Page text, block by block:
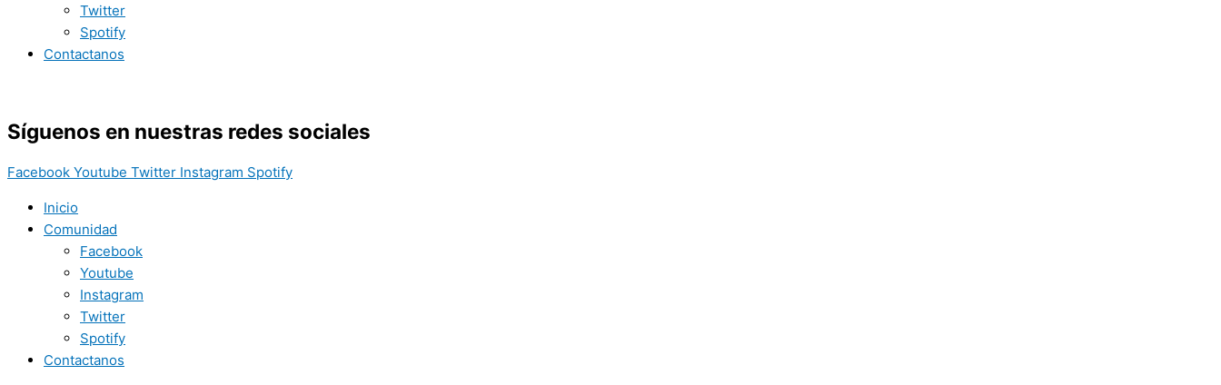
Twitter
Spotify
Contactanos
Síguenos en nuestras redes sociales
Facebook Youtube Twitter Instagram Spotify
Inicio
Comunidad
Facebook
Youtube
Instagram
Twitter
Spotify
Contactanos